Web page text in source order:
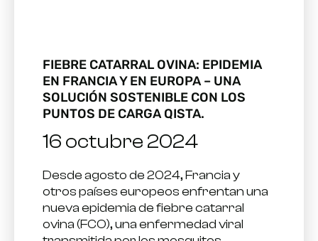
FIEBRE CATARRAL OVINA: EPIDEMIA
EN FRANCIA Y EN EUROPA – UNA
SOLUCIÓN SOSTENIBLE CON LOS
PUNTOS DE CARGA QISTA.
16 octubre 2024
Desde agosto de 2024, Francia y
otros países europeos enfrentan una
nueva epidemia de fiebre catarral
ovina (FCO), una enfermedad viral